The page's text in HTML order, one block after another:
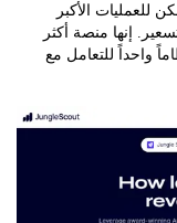
الأكبر
منصة أكثر
للتعامل مع